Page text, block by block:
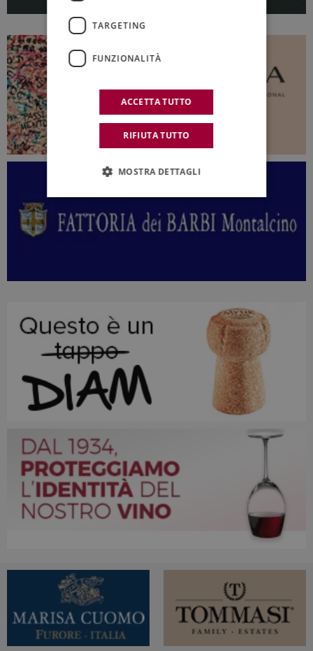
TARGETING
FUNZIONALITÀ
ACCETTA TUTTO
RIFIUTA TUTTO
MOSTRA DETTAGLI